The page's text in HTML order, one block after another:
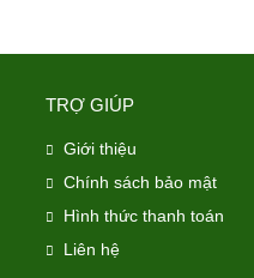
TRỢ GIÚP
Giới thiệu
Chính sách bảo mật
Hình thức thanh toán
Liên hệ